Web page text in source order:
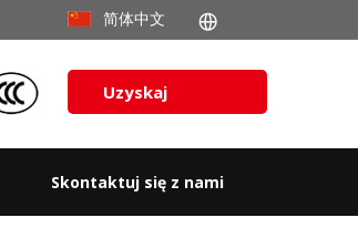
简体中文
Uzyskaj
Skontaktuj się z nami